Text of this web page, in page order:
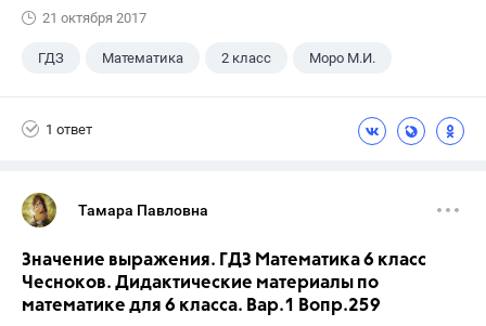
21 октября 2017
ГДЗ Математика 2 класс Моро М.И.
1 ответ
Тамара Павловна
Значение выражения. ГДЗ Математика 6 класс
Чесноков. Дидактические материалы по
математике для 6 класса. Вар.1 Вопр.259